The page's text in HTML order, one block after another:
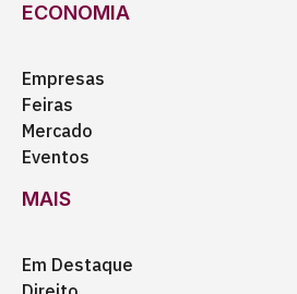
ECONOMIA
Empresas
Feiras
Mercado
Eventos
MAIS
Em Destaque